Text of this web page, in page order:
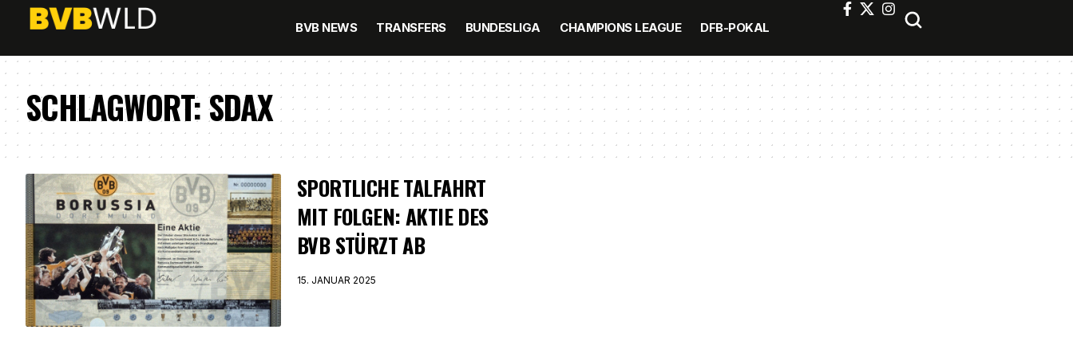
BVB NEWS TRANSFERS BUNDESLIGA CHAMPIONS LEAGUE DFB-POKAL
SCHLAGWORT:SDAX
SPORTLICHE TALFAHRT
MIT FOLGEN: AKTIE DES
BVB STÜRZT AB
15. JANUAR 2025